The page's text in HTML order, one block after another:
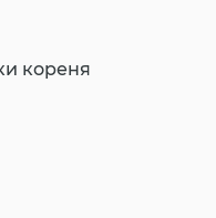
кореня